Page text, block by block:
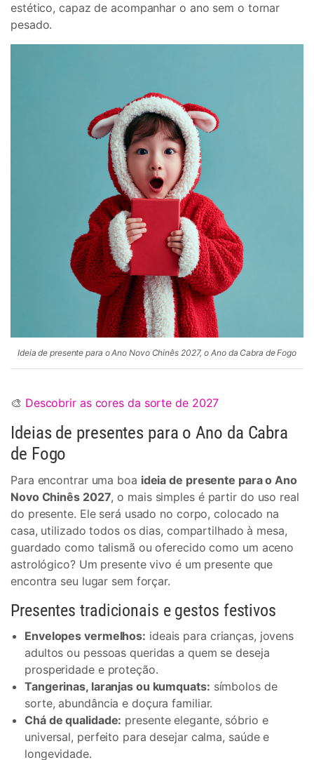
estético, capaz de acompanhar o ano sem o tornar
pesado.
Ideia de presente para o Ano Novo Chinês 2027, o Ano da Cabra de Fogo
🎨 Descobrir as cores da sorte de 2027
Ideias de presentes para o Ano da Cabra
de Fogo
Para encontrar uma boa ideia de presente para o Ano
Novo Chinês 2027, o mais simples é partir do uso real
do presente. Ele será usado no corpo, colocado na
casa, utilizado todos os dias, compartilhado à mesa,
guardado como talismã ou oferecido como um aceno
astrológico? Um presente vivo é um presente que
encontra seu lugar sem forçar.
Presentes tradicionais e gestos festivos
Envelopes vermelhos: ideais para crianças, jovens
adultos ou pessoas queridas a quem se deseja
prosperidade e proteção.
Tangerinas, laranjas ou kumquats: símbolos de
sorte, abundância e doçura familiar.
Chá de qualidade: presente elegante, sóbrio e
universal, perfeito para desejar calma, saúde e
longevidade.